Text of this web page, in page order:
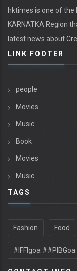
hktimes is one of the
KARNATKA Region
latest news about
LINK FOOTER
people
Movies
Music
Book
Movies
Music
TAGS
Fashion Food
#IFFIgoa ##PIBGoa